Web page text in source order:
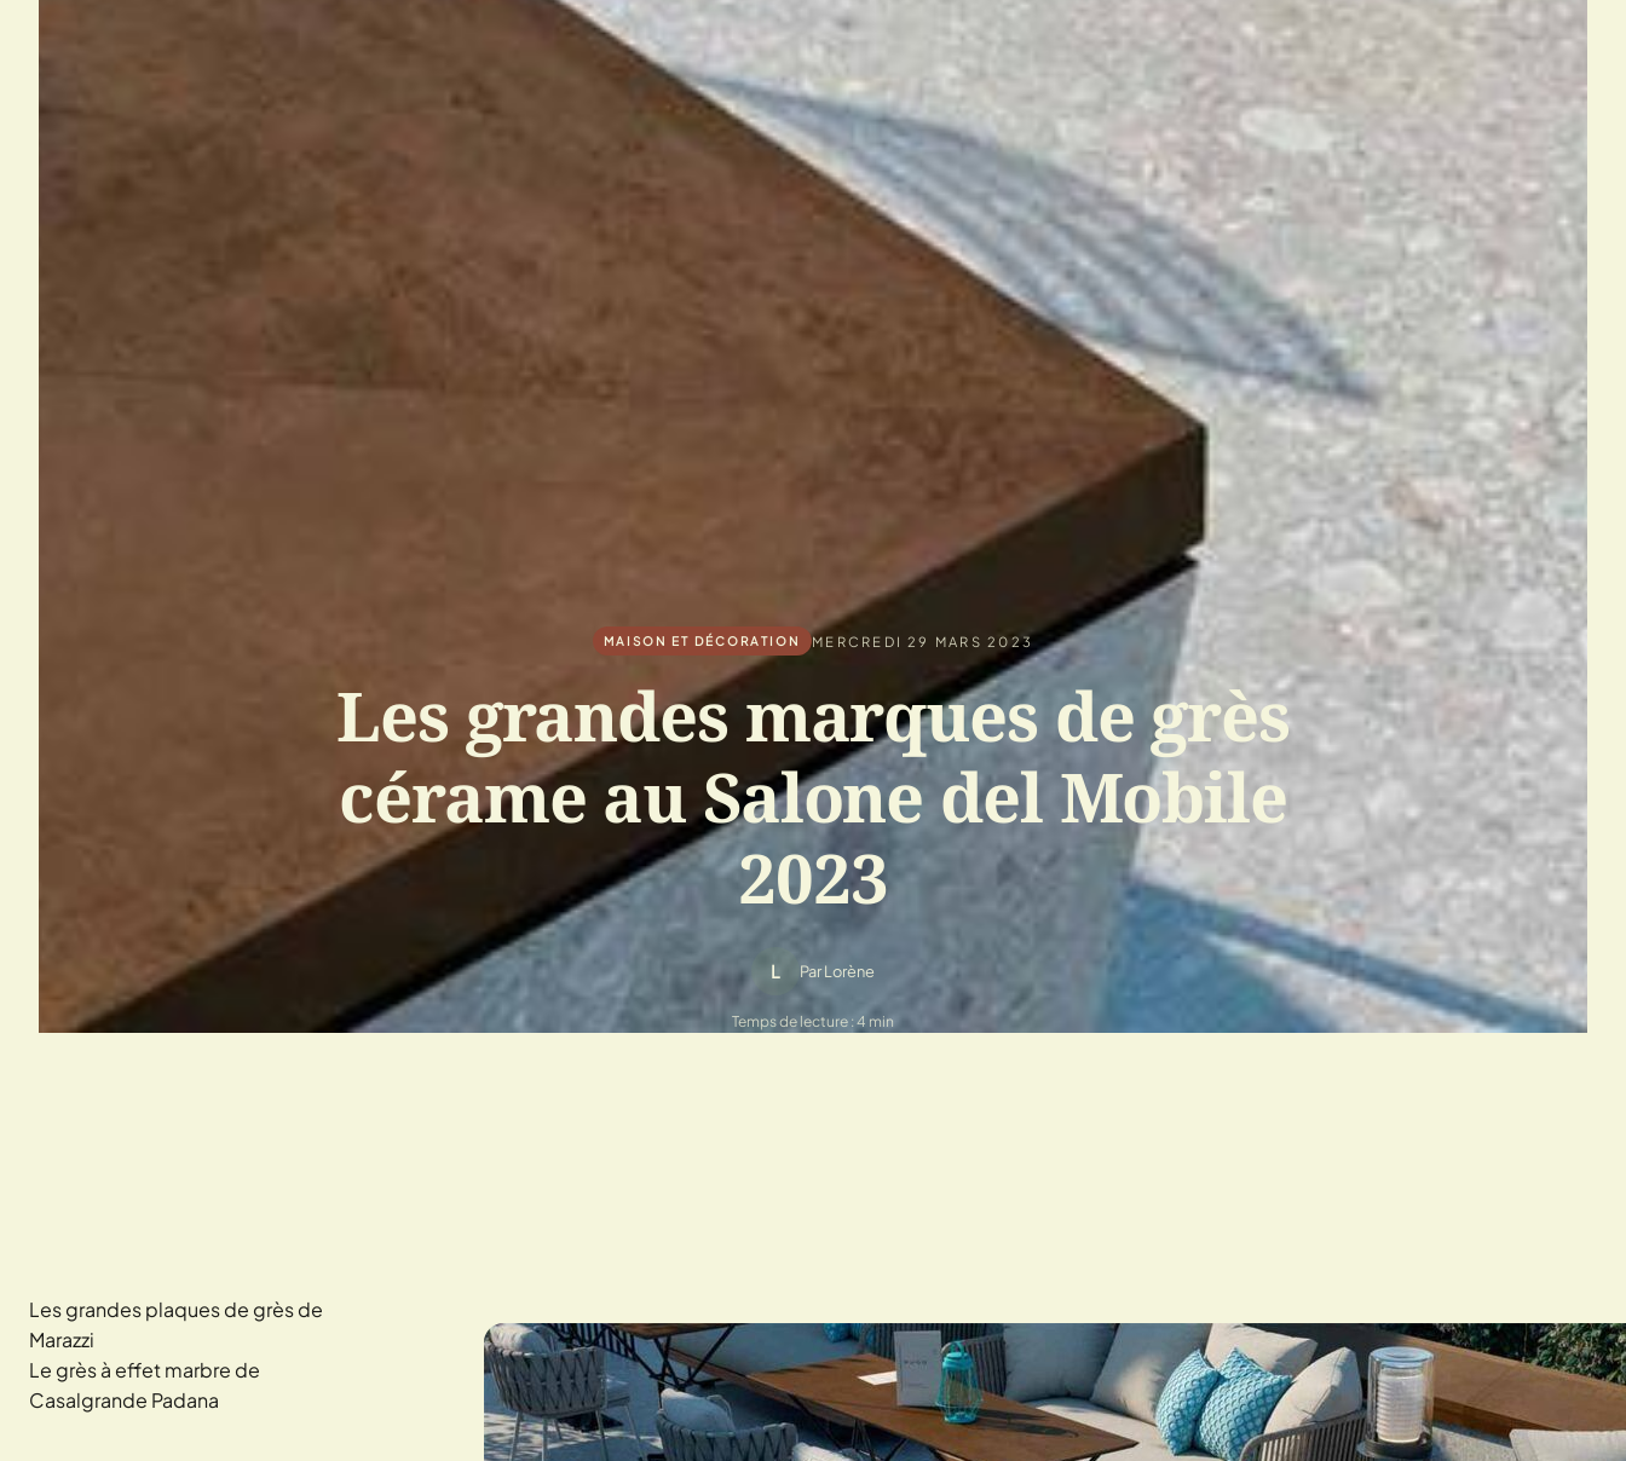
MAISON ET DÉCORATION MERCREDI 29 MARS 2023
Les grandes marques de grès
cérame au Salone del Mobile
2023
L Par Lorène
Temps de lecture : 4 min
Les grandes plaques de grès de
Marazzi
Le grès à effet marbre de
Casalgrande Padana